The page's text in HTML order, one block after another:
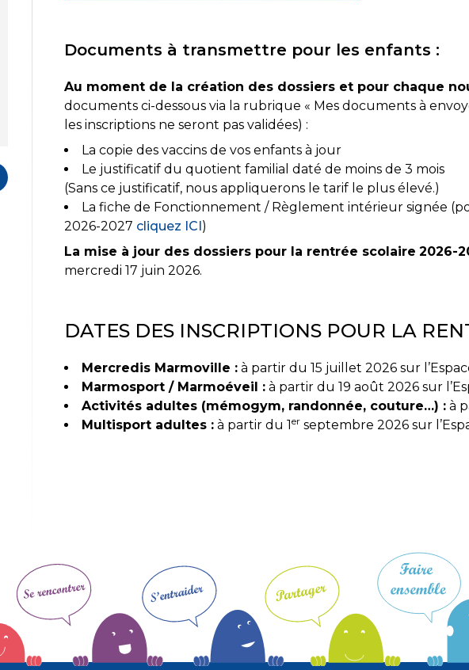
Documents à transmettre pour les enfants :
Au moment de la création des dossiers et pour chaque
documents ci-dessous via la rubrique « Mes documents à
les inscriptions ne seront pas validées) :
La copie des vaccins de vos enfants à jour
Le justificatif du quotient familial daté de moins de 3 mois
(Sans ce justificatif, nous appliquerons le tarif le plus élevé.)
La fiche de Fonctionnement / Règlement intérieur signée
2026-2027 cliquez ICI)
La mise à jour des dossiers pour la rentrée scolaire 2026-
mercredi 17 juin 2026.
DATES DES INSCRIPTIONS POUR LA
Mercredis Marmoville : à partir du 15 juillet 2026 sur
Marmosport / Marmoéveil : à partir du 19 août 2026 sur
Activités adultes (mémogym, randonnée, couture…) : à
Multisport adultes : à partir du 1er septembre 2026 sur